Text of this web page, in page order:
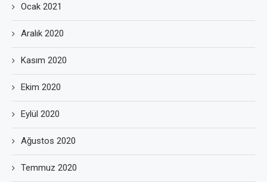
Ocak 2021
Aralık 2020
Kasım 2020
Ekim 2020
Eylül 2020
Ağustos 2020
Temmuz 2020